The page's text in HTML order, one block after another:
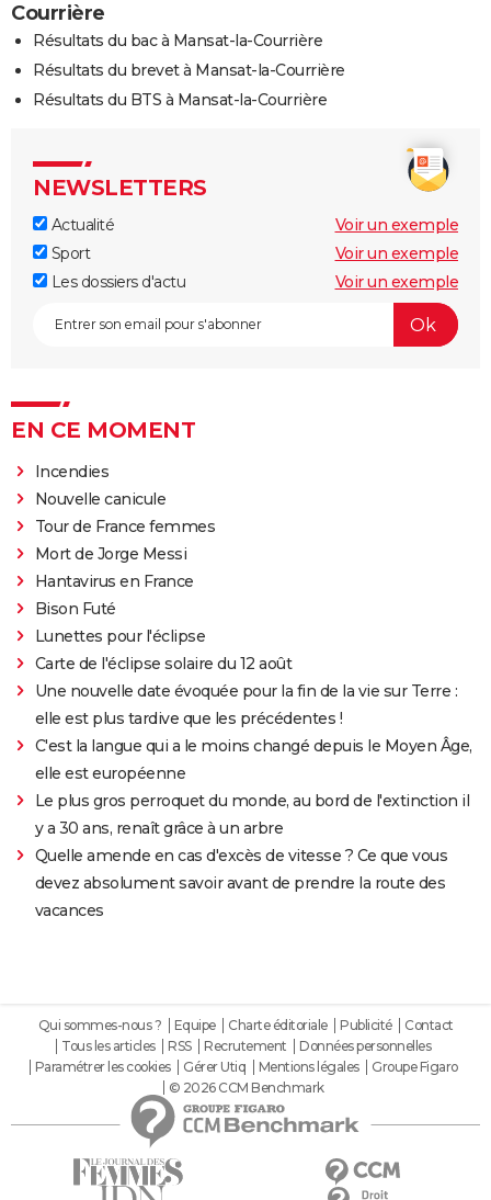
Courrière
Résultats du bac à Mansat-la-Courrière
Résultats du brevet à Mansat-la-Courrière
Résultats du BTS à Mansat-la-Courrière
NEWSLETTERS
Actualité
Voir un exemple
Sport
Voir un exemple
Les dossiers d'actu
Voir un exemple
EN CE MOMENT
Incendies
Nouvelle canicule
Tour de France femmes
Mort de Jorge Messi
Hantavirus en France
Bison Futé
Lunettes pour l'éclipse
Carte de l'éclipse solaire du 12 août
Une nouvelle date évoquée pour la fin de la vie sur Terre :
elle est plus tardive que les précédentes !
C'est la langue qui a le moins changé depuis le Moyen Âge,
elle est européenne
Le plus gros perroquet du monde, au bord de l'extinction il
y a 30 ans, renaît grâce à un arbre
Quelle amende en cas d'excès de vitesse ? Ce que vous
devez absolument savoir avant de prendre la route des
vacances
Qui sommes-nous ? Equipe Charte éditoriale Publicité
Contact
Tous les articles
RSS Recrutement
Données personnelles
Paramétrer les cookies
Gérer Utiq Mentions légales
Groupe Figaro
© 2026 CCM Benchmark